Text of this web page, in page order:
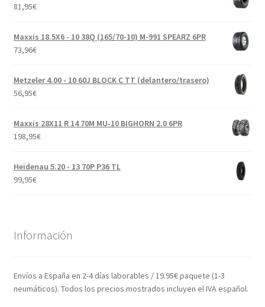
81,95€
Maxxis 18.5X6 - 10 38Q (165/70-10) M-991 SPEARZ 6PR
73,96€
Metzeler 4.00 - 10 60J BLOCK C TT (delantero/trasero)
56,95€
Maxxis 28X11 R 14 70M MU-10 BIGHORN 2.0 6PR
198,95€
Heidenau 5.20 - 13 70P P36 TL
99,95€
Información
Envíos a España en 2-4 días laborables / 19.95€ paquete (1-3
neumáticos). Todos los precios mostrados incluyen el IVA español.